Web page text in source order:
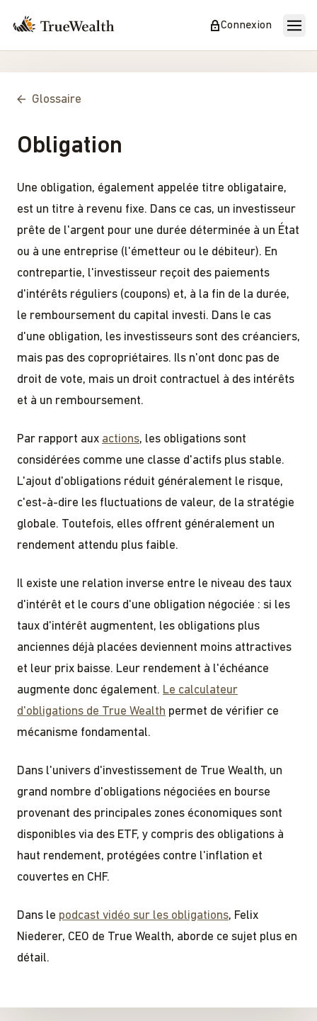
Connexion
Glossaire
Obligation
Une obligation, également appelée titre obligataire,
est un titre à revenu fixe. Dans ce cas, un investisseur
prête de l'argent pour une durée déterminée à un État
ou à une entreprise (l'émetteur ou le débiteur). En
contrepartie, l'investisseur reçoit des paiements
d'intérêts réguliers (coupons) et, à la fin de la durée,
le remboursement du capital investi. Dans le cas
d'une obligation, les investisseurs sont des créanciers,
mais pas des copropriétaires. Ils n'ont donc pas de
droit de vote, mais un droit contractuel à des intérêts
et à un remboursement.
Par rapport aux actions, les obligations sont
considérées comme une classe d'actifs plus stable.
L'ajout d'obligations réduit généralement le risque,
c'est-à-dire les fluctuations de valeur, de la stratégie
globale. Toutefois, elles offrent généralement un
rendement attendu plus faible.
Il existe une relation inverse entre le niveau des taux
d'intérêt et le cours d'une obligation négociée : si les
taux d'intérêt augmentent, les obligations plus
anciennes déjà placées deviennent moins attractives
et leur prix baisse. Leur rendement à l'échéance
augmente donc également. Le calculateur
d'obligations de True Wealth permet de vérifier ce
mécanisme fondamental.
Dans l'univers d'investissement de True Wealth, un
grand nombre d'obligations négociées en bourse
provenant des principales zones économiques sont
disponibles via des ETF, y compris des obligations à
haut rendement, protégées contre l'inflation et
couvertes en CHF.
Dans le podcast vidéo sur les obligations, Felix
Niederer, CEO de True Wealth, aborde ce sujet plus en
détail.